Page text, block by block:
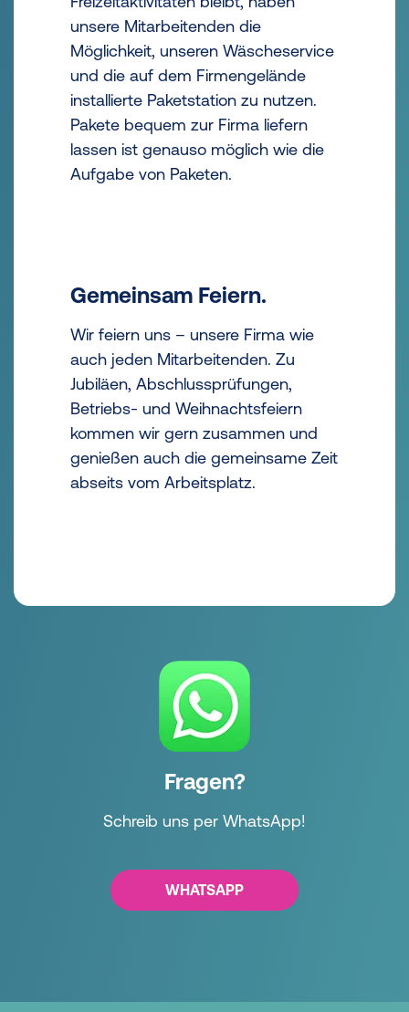
unsere Mitarbeitenden die
Möglichkeit, unseren Wäscheservice
und die auf dem Firmengelände
installierte Paketstation zu nutzen.
Pakete bequem zur Firma liefern
lassen ist genauso möglich wie die
Aufgabe von Paketen.
Gemeinsam Feiern.
Wir feiern uns – unsere Firma wie
auch jeden Mitarbeitenden. Zu
Jubiläen, Abschlussprüfungen,
Betriebs- und Weihnachtsfeiern
kommen wir gern zusammen und
genießen auch die gemeinsame Zeit
abseits vom Arbeitsplatz.
Fragen?
Schreib uns per WhatsApp!
WHATSAPP